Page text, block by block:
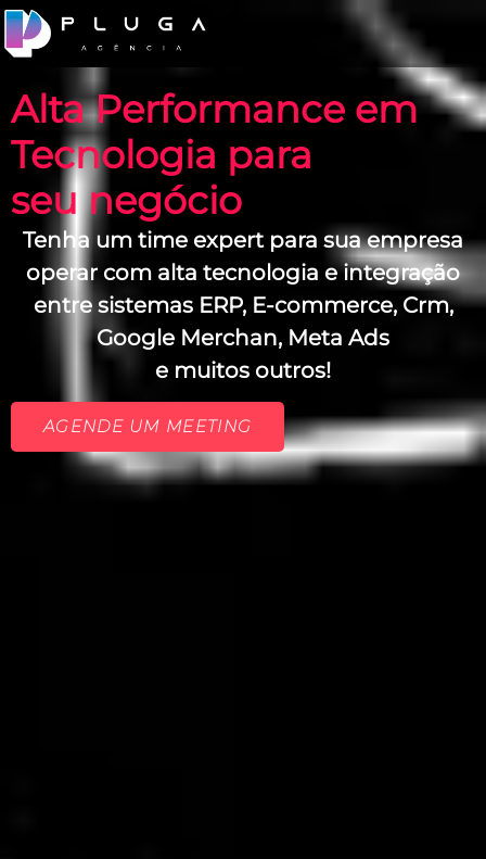
Alta Performance em
Tecnologia para
seu negócio
Tenha um time expert para sua empresa
operar com alta tecnologia e integração
entre sistemas ERP, E-commerce, Crm,
Google Merchan, Meta Ads
e muitos outros!
AGENDE UM MEETING